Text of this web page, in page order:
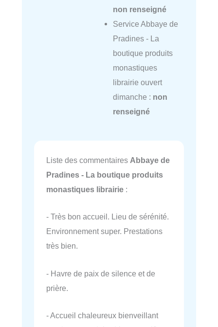
non renseigné
Service Abbaye de
Pradines - La
boutique produits
monastiques
librairie ouvert
dimanche : non
renseigné
Liste des commentaires Abbaye de
Pradines - La boutique produits
monastiques librairie :
- Très bon accueil. Lieu de sérénité.
Environnement super. Prestations
très bien.
- Havre de paix de silence et de
prière.
- Accueil chaleureux bienveillant